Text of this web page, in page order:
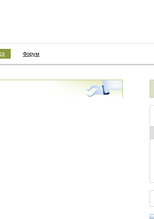
Форум